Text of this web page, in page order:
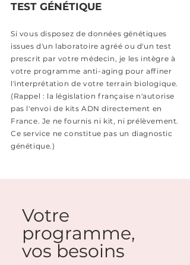
TEST GÉNÉTIQUE
Si vous disposez de données génétiques
issues d'un laboratoire agréé ou d'un test
prescrit par votre médecin, je les intègre à
votre programme anti-aging pour affiner
l'interprétation de votre terrain biologique.
(Rappel : la législation française n'autorise
pas l'envoi de kits ADN directement en
France. Je ne fournis ni kit, ni prélèvement.
Ce service ne constitue pas un diagnostic
génétique.)
Votre
programme,
vos besoins